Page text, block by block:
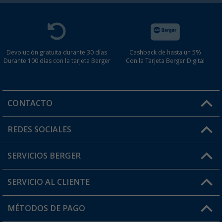
Devolución gratuita durante 30 días
Durante 100 días con la tarjeta Berger
Cashback de hasta un 5%
Con la Tarjeta Berger Digital
CONTACTO
Horario de atención al cliente:
¿Tienes alguna duda?
REDES SOCIALES
SERVICIOS BERGER
Conviértete en distribuidor
Mi cuenta
SERVICIO AL CLIENTE
FAQ y Contacto
MÉTODOS DE PAGO